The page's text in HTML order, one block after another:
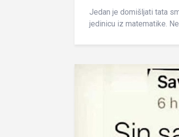
Jedan je domišljati tata
jedinicu iz matematike.